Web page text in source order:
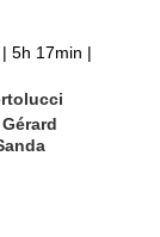
| 5h 17min |
,Gérard